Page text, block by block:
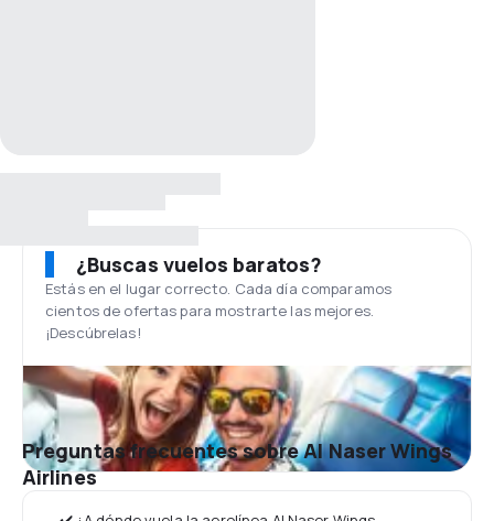
¿Buscas vuelos baratos?
Estás en el lugar correcto. Cada día comparamos
cientos de ofertas para mostrarte las mejores.
¡Descúbrelas!
Preguntas frecuentes sobre Al Naser Wings
Airlines